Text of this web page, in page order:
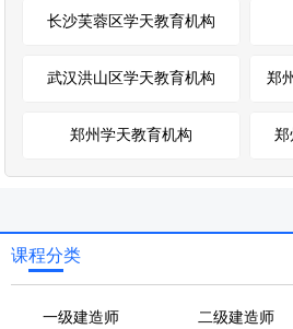
长沙芙蓉区学天教育机构
武汉洪山区学天教育机构 郑
郑州学天教育机构 郑
课程分类
一级建造师 二级建造师